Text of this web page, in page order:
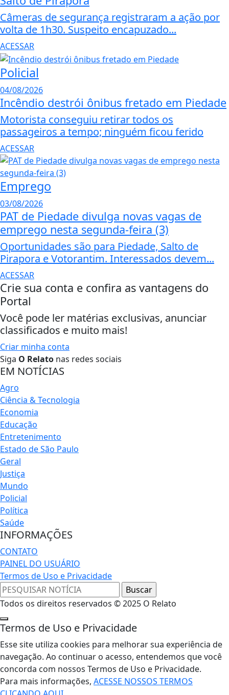
Câmeras de segurança registraram a ação por
volta de 1h30. Suspeito encapuzado...
ACESSAR
Policial
04/08/2026
Incêndio destrói ônibus fretado em Piedade
Motorista conseguiu retirar todos os
passageiros a tempo; ninguém ficou ferido
ACESSAR
Emprego
03/08/2026
PAT de Piedade divulga novas vagas de
emprego nesta segunda-feira (3)
Oportunidades são para Piedade, Salto de
Pirapora e Votorantim. Interessados devem...
ACESSAR
Crie sua conta e confira as vantagens do
Portal
Você pode ler matérias exclusivas, anunciar
classificados e muito mais!
Criar minha conta
Siga O Relato nas redes sociais
EM NOTÍCIAS
Agro
Ciência & Tecnologia
Economia
Educação
Entretenimento
Estado de São Paulo
Geral
Justiça
Mundo
Policial
Política
Saúde
INFORMAÇÕES
CONTATO
PAINEL DO USUÁRIO
Termos de Uso e Privacidade
Todos os direitos reservados © 2025 O Relato
Termos de Uso e Privacidade
Esse site utiliza cookies para melhorar sua experiência de
navegação. Ao continuar o acesso, entendemos que você
concorda com nossos Termos de Uso e Privacidade.
Para mais informações, ACESSE NOSSOS TERMOS